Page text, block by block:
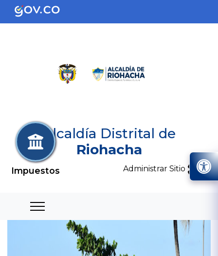
Alcaldía Distrital de
Riohacha
Administrar Sitio
Impuestos